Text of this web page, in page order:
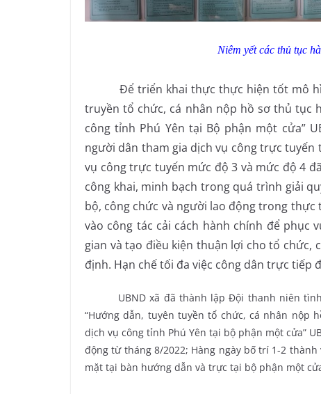
Niêm yết các thủ tục
Để triển khai thực thực hiện tốt mô
truyền tổ chức, cá nhân nộp hồ sơ thủ tục
công tỉnh Phú Yên tại Bộ phận một cửa”
người dân tham gia dịch vụ công trực tuyến
vụ công trực tuyến mức độ 3 và mức độ 4
công khai, minh bạch trong quá trình giải
bộ, công chức và người lao động trong
vào công tác cải cách hành chính để phục
gian và tạo điều kiện thuận lợi cho tổ chức,
định. Hạn chế tối đa việc công dân trực tiếp
UBND xã đã thành lập Đội thanh niên tình
“Hướng dẫn, tuyên tuyền tổ chức, cá nhân nộp
dịch vụ công tỉnh Phú Yên tại bộ phận một cửa”
động từ tháng 8/2022; Hàng ngày bố trí 1-2
mặt tại bàn hướng dẫn và trực tại bộ phận một